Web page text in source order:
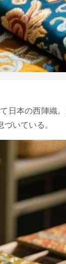
日本の西陣織
いている。